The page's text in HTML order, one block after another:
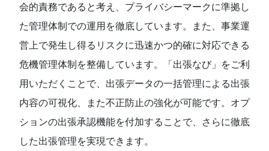
会的責務であると考え、プライバシーマークに準拠し
た管理体制での運用を徹底しています。また、事業運
営上で発生し得るリスクに迅速かつ的確に対応できる
危機管理体制を整備しています。「出張なび」をご利
用いただくことで、出張データの一括管理による出張
内容の可視化、また不正防止の強化が可能です。オプ
ションの出張承認機能を付加することで、さらに徹底
した出張管理を実現できます。